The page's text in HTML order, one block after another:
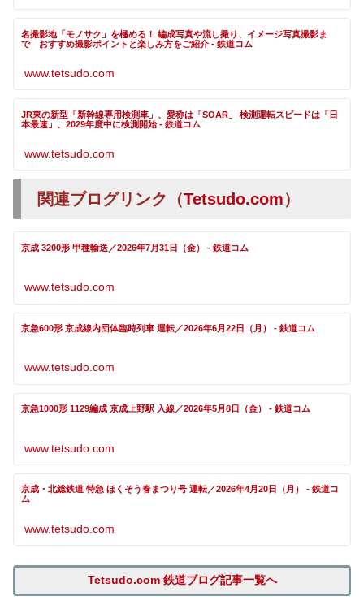
名撮影地「モノサク」を極める！ 編成写真や流し撮り、イメージ写真撮影ま
で おすすめ撮影ポイントと楽しみ方をご紹介 - 鉄道コム
www.tetsudo.com
JR東の新型「新幹線専用検測車」、愛称は「SOAR」 検測運転スピードは「日
本最速」、2029年度中に検測開始 - 鉄道コム
www.tetsudo.com
関連ブログリンク（Tetsudo.com）
京成 3200形 甲種輸送／2026年7月31日（金） - 鉄道コム
www.tetsudo.com
京急600形 京成線内団体臨時列車 運転／2026年6月22日（月） - 鉄道コム
www.tetsudo.com
京急1000形 1129編成 京成上野駅 入線／2026年5月8日（金） - 鉄道コム
www.tetsudo.com
京成・北総鉄道 特急 ほくそう春まつり号 運転／2026年4月20日（月） - 鉄道コ
ム
www.tetsudo.com
Tetsudo.com 鉄道ブログ記事一覧へ